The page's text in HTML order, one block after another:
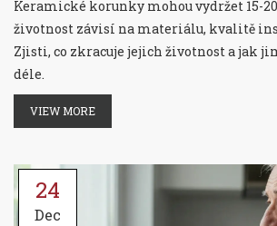
Keramické korunky mohou vydržet 15-
životnost závisí na materiálu, kvalitě
Zjisti, co zkracuje jejich životnost a jak
déle.
VIEW MORE
24
Dec